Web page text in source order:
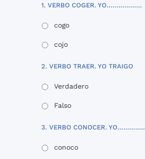
1. VERBO COGER. YO………………
cogo
cojo
2. VERBO TRAER. YO TRAIGO
Verdadero
Falso
3. VERBO CONOCER. YO…………..
conoco